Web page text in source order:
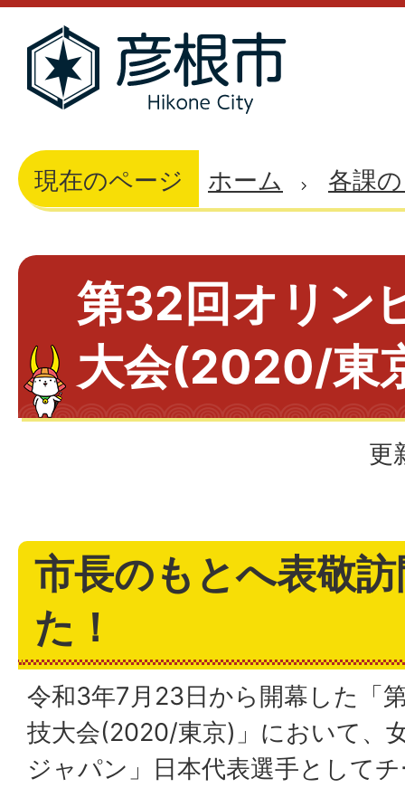
現在のページ ホーム 各課
第32回オリン
大会(2020/東
更
市長のもとへ表敬
た！
令和3年7月23日から開幕した「
技大会(2020/東京)」において、
ジャパン」日本代表選手として